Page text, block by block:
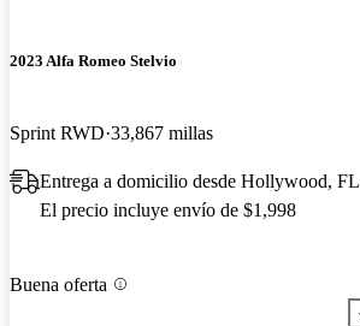
2023 Alfa Romeo Stelvio
Sprint RWD 33,867 millas
Entrega a domicilio desde Hollywood, FL
El precio incluye envío de $1,998
Buena oferta